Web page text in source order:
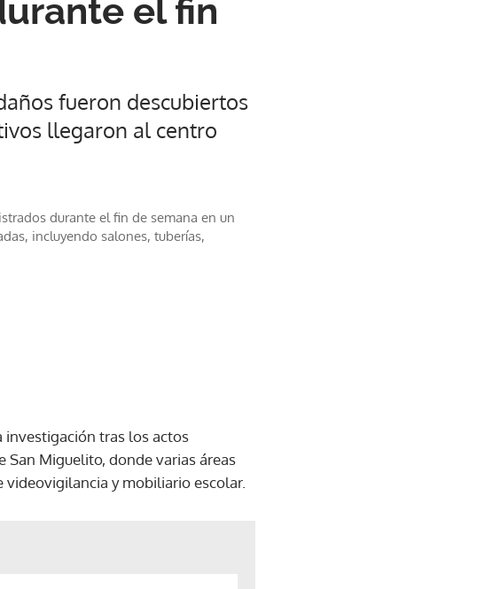
el fin
fueron descubiertos
llegaron al centro
durante el fin de semana en un
incluyendo salones, tuberías,
investigación tras los actos
Miguelito, donde varias áreas
y mobiliario escolar.